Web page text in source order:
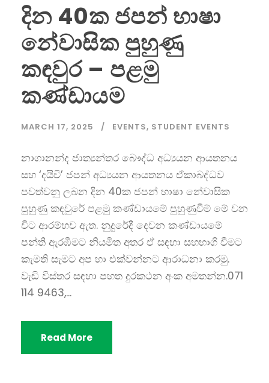
දින 40ක ජපන් භාෂා
නේවාසික පුහුණු
කඳවුර – පළමු
කණ්ඩායම
MARCH 17, 2025 EVENTS, STUDENT EVENTS
නාගානන්ද ජාත්‍යන්තර බෞද්ධ අධ්‍යයන ආයතනය
සහ ‘දයිචි’ ජපන් අධ්‍යයන ආයතනය ඒකාබද්ධව
පවත්වනු ලබන දින 40ක ජපන් භාෂා නේවාසික
පුහුණු කඳවුරේ පළමු කණ්ඩායමේ පුහුණුවීම් මේ වන
විට ආරම්භව ඇත. නුදුරේදී දෙවන කණ්ඩායමේ
පන්ති ඇරඹීමට නියමිත අතර ඒ සඳහා සහභාගි වීමට
කැමති සැමට අප හා එක්වන්නට ආරාධනා කරමු.
වැඩි විස්තර සඳහා පහත දුරකථන අංක අමතන්න.071
114 9463,...
Read More